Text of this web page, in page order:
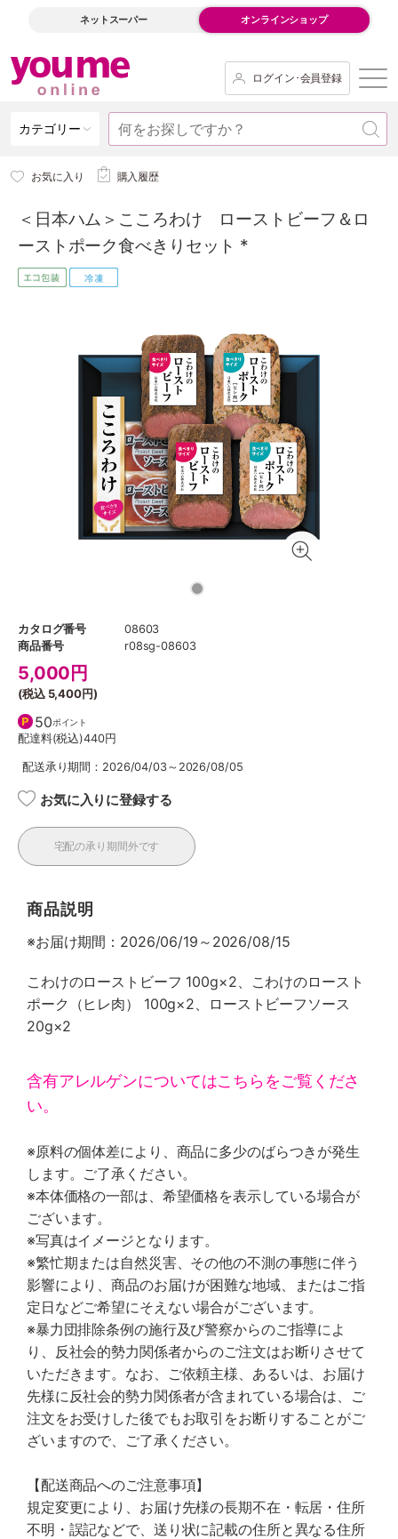
ネットスーパー オンラインショップ
ログイン･会員登録
カテゴリー
お気に入り 購入履歴
＜日本ハム＞こころわけ ローストビーフ＆ロ
ーストポーク食べきりセット *
カタログ番号
08603
商品番号
r08sg-08603
5,000 円
(税込 5,400円)
50ポイント
配達料(税込)440円
配送承り期間：2026/04/03～2026/08/05
お気に入りに登録する
宅配の承り期間外です
商品説明
※お届け期間：2026/06/19～2026/08/15
こわけのローストビーフ 100g×2、こわけのロースト
ポーク（ヒレ肉） 100g×2、ローストビーフソース
20g×2
含有アレルゲンについてはこちらをご覧くださ
い。
※原料の個体差により、商品に多少のばらつきが発生
します。ご了承ください。
※本体価格の一部は、希望価格を表示している場合が
ございます。
※写真はイメージとなります。
※繁忙期または自然災害、その他の不測の事態に伴う
影響により、商品のお届けが困難な地域、またはご指
定日などご希望にそえない場合がございます。
※暴力団排除条例の施行及び警察からのご指導によ
り、反社会的勢力関係者からのご注文はお断りさせて
いただきます。なお、ご依頼主様、あるいは、お届け
先様に反社会的勢力関係者が含まれている場合は、ご
注文をお受けした後でもお取引をお断りすることがご
ざいますので、ご了承ください。
【配送商品へのご注意事項】
規定変更により、お届け先様の長期不在・転居・住所
不明・誤記などで、送り状に記載の住所と異なる住所